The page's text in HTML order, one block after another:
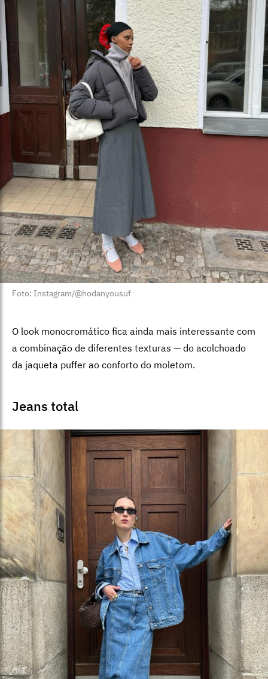
Foto: Instagram/@hodanyousuf
O look monocromático fica ainda mais interessante com
a combinação de diferentes texturas — do acolchoado
da jaqueta puffer ao conforto do moletom.
Jeans total